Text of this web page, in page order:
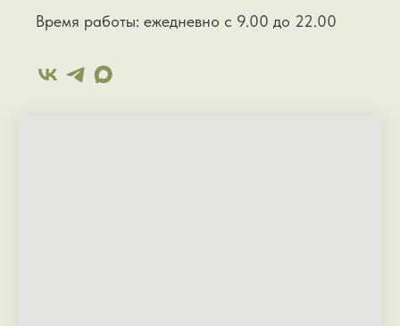
Время работы: ежедневно с 9.00 до 22.00